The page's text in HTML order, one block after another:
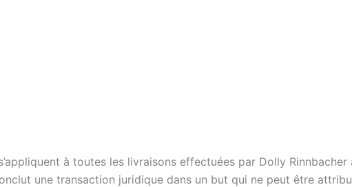
à toutes les livraisons effectuées par Dolly
une transaction juridique dans un but qui ne peut être